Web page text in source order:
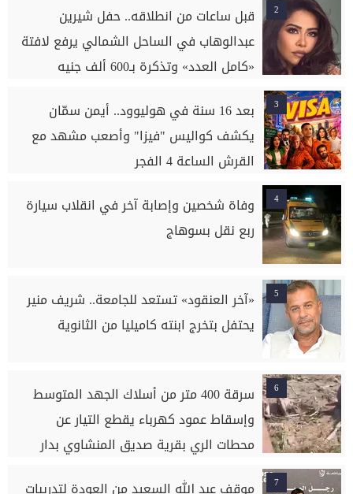
2
قبل ساعات من انطلاقه.. حفل شيرين
عبدالوهاب في الساحل الشمالي يرفع لافتة
«كامل العدد» وتذكرة بـ600 ألف جنيه
3
بعد 16 سنة في هوليوود.. أيمن سمّان
يكشف كواليس "فيزا" وأصعب مشهد مع
القرش الساعة 4 الفجر
4
وفاة شخصين وإصابة آخر في انقلاب سيارة
ربع نقل بسوهاج
5
«آخر العنقود» تستعد للجامعة.. شريف منير
يحتفل بتخرج ابنته كاميليا من الثانوية
6
سرقة 400 متر من أسلاك الجهد المتوسط
وإسقاط عمود كهرباء يقطع التيار عن
محطات الري بقرية صديق المنشاوي بدار
7 موقف عبد الله السعيد من العودة لتدريبات